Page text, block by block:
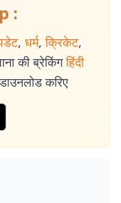
:
, धर्म, क्रिकेट,
की ब्रेकिंग हिंदी
करिए